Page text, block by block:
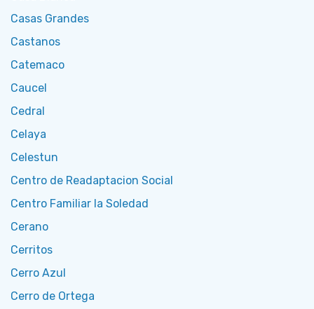
Casas Grandes
Castanos
Catemaco
Caucel
Cedral
Celaya
Celestun
Centro de Readaptacion Social
Centro Familiar la Soledad
Cerano
Cerritos
Cerro Azul
Cerro de Ortega